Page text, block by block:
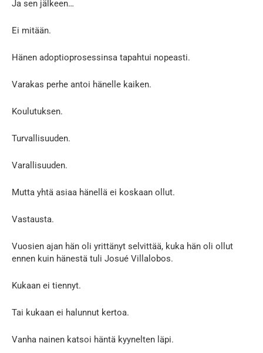
Ja sen jälkeen…
Ei mitään.
Hänen adoptioprosessinsa tapahtui nopeasti.
Varakas perhe antoi hänelle kaiken.
Koulutuksen.
Turvallisuuden.
Varallisuuden.
Mutta yhtä asiaa hänellä ei koskaan ollut.
Vastausta.
Vuosien ajan hän oli yrittänyt selvittää, kuka hän oli ollut
ennen kuin hänestä tuli Josué Villalobos.
Kukaan ei tiennyt.
Tai kukaan ei halunnut kertoa.
Vanha nainen katsoi häntä kyynelten läpi.